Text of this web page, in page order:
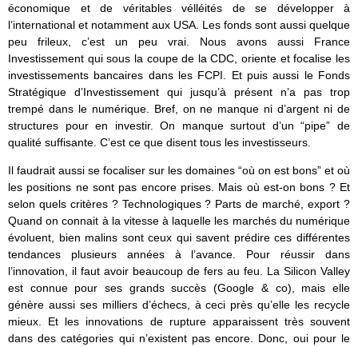
économique et de véritables vélléités de se développer à
l’international et notamment aux USA. Les fonds sont aussi quelque
peu frileux, c’est un peu vrai. Nous avons aussi France
Investissement qui sous la coupe de la CDC, oriente et focalise les
investissements bancaires dans les FCPI. Et puis aussi le Fonds
Stratégique d’Investissement qui jusqu’à présent n’a pas trop
trempé dans le numérique. Bref, on ne manque ni d’argent ni de
structures pour en investir. On manque surtout d’un “pipe” de
qualité suffisante. C’est ce que disent tous les investisseurs.
Il faudrait aussi se focaliser sur les domaines “où on est bons” et où
les positions ne sont pas encore prises. Mais où est-on bons ? Et
selon quels critères ? Technologiques ? Parts de marché, export ?
Quand on connait à la vitesse à laquelle les marchés du numérique
évoluent, bien malins sont ceux qui savent prédire ces différentes
tendances plusieurs années à l’avance. Pour réussir dans
l’innovation, il faut avoir beaucoup de fers au feu. La Silicon Valley
est connue pour ses grands succès (Google & co), mais elle
génère aussi ses milliers d’échecs, à ceci près qu’elle les recycle
mieux. Et les innovations de rupture apparaissent très souvent
dans des catégories qui n’existent pas encore. Donc, oui pour le